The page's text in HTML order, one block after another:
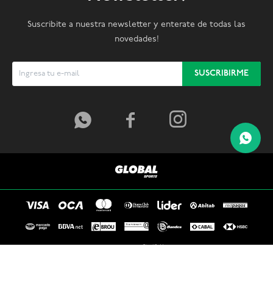
Suscribite a nuestra newsletter y enterate de todas las
novedades!
SUSCRIBIRME
  